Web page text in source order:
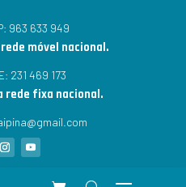
963 633 949
móvel nacional.
231 469 173
rede fixa nacional.